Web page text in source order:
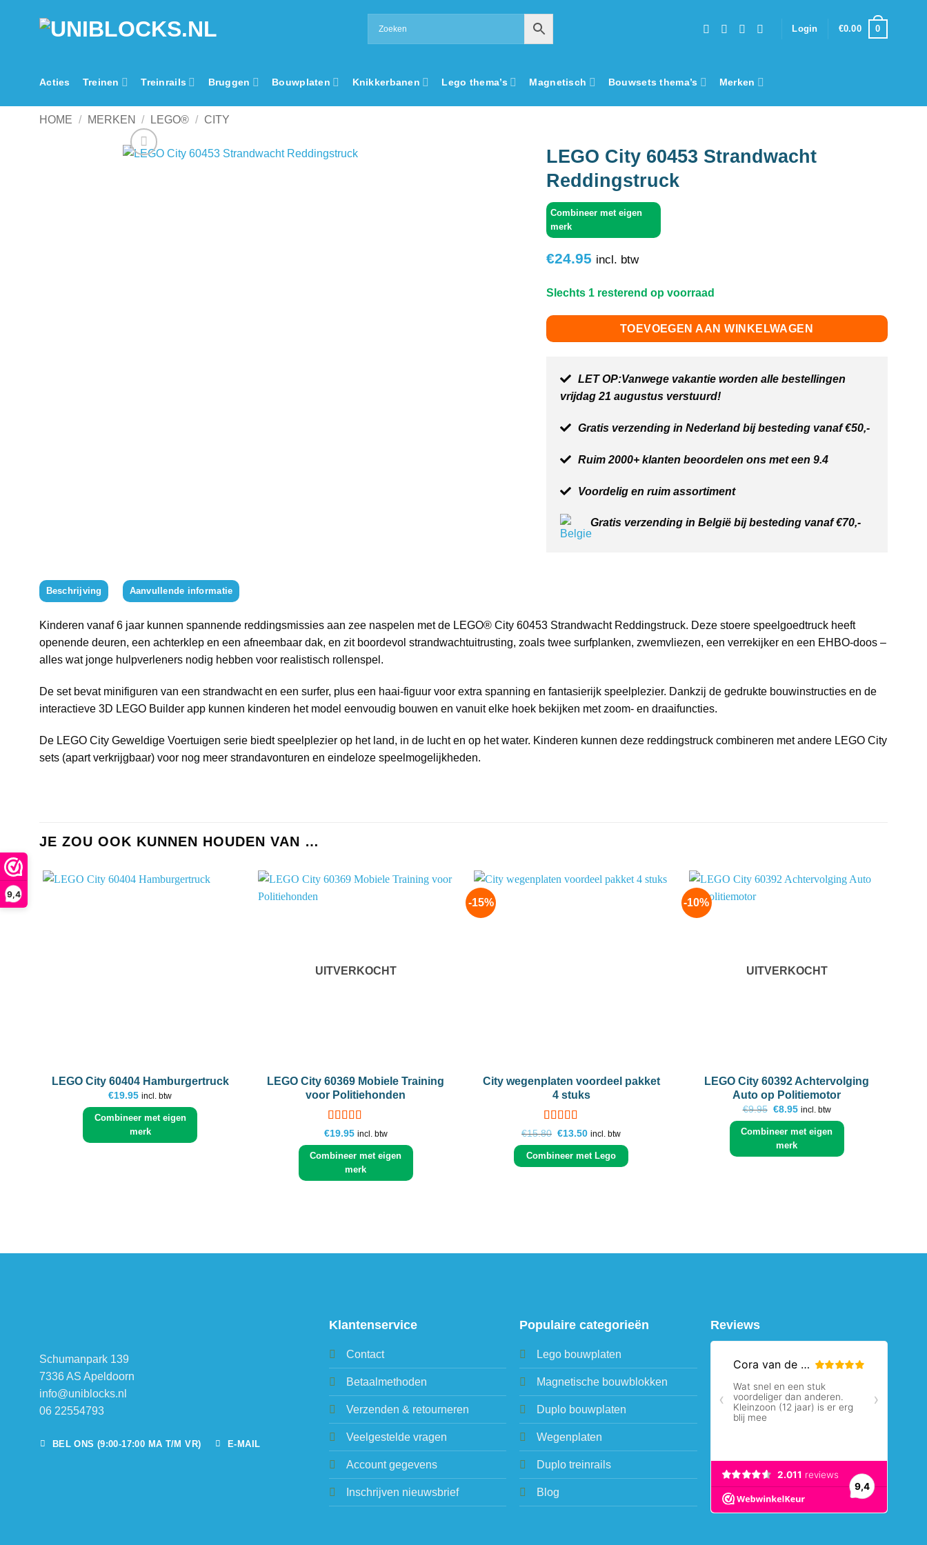
9,4
Login €0.00 0
Acties Treinen Treinrails Bruggen Bouwplaten Knikkerbanen Lego thema’s Magnetisch Bouwsets thema’s Merken
HOME / MERKEN / LEGO® / CITY
LEGO City 60453 Strandwacht
Reddingstruck
Combineer met eigen
merk
€24.95 incl. btw
Slechts 1 resterend op voorraad
TOEVOEGEN AAN WINKELWAGEN
LET OP:Vanwege vakantie worden alle bestellingen
vrijdag 21 augustus verstuurd!
Gratis verzending in Nederland bij besteding vanaf €50,-
Ruim 2000+ klanten beoordelen ons met een 9.4
Voordelig en ruim assortiment
Gratis verzending in België bij besteding vanaf €70,-
Beschrijving Aanvullende informatie
Kinderen vanaf 6 jaar kunnen spannende reddingsmissies aan zee naspelen met de LEGO® City 60453 Strandwacht Reddingstruck. Deze stoere speelgoedtruck heeft
openende deuren, een achterklep en een afneembaar dak, en zit boordevol strandwachtuitrusting, zoals twee surfplanken, zwemvliezen, een verrekijker en een EHBO-doos –
alles wat jonge hulpverleners nodig hebben voor realistisch rollenspel.
De set bevat minifiguren van een strandwacht en een surfer, plus een haai-figuur voor extra spanning en fantasierijk speelplezier. Dankzij de gedrukte bouwinstructies en de
interactieve 3D LEGO Builder app kunnen kinderen het model eenvoudig bouwen en vanuit elke hoek bekijken met zoom- en draaifuncties.
De LEGO City Geweldige Voertuigen serie biedt speelplezier op het land, in de lucht en op het water. Kinderen kunnen deze reddingstruck combineren met andere LEGO City
sets (apart verkrijgbaar) voor nog meer strandavonturen en eindeloze speelmogelijkheden.
JE ZOU OOK KUNNEN HOUDEN VAN …
LEGO City 60404 Hamburgertruck
€19.95 incl. btw
Combineer met eigen
merk
UITVERKOCHT
LEGO City 60369 Mobiele Training
voor Politiehonden
Gewaardeerd
5uit 5
€19.95 incl. btw
Combineer met eigen
merk
-15%
City wegenplaten voordeel pakket
4 stuks
Gewaardeerd
4.85uit 5
€15.80 Oorspronkelijke
was:
€15.80.
€13.50Huidige
is:
€13.50.
incl. btw
Combineer met Lego
-10%
UITVERKOCHT
LEGO City 60392 Achtervolging
Auto op Politiemotor
€9.95 Oorspronkelijke
was:
€9.95.
€8.95Huidige
is:
€8.95.
incl. btw
Combineer met eigen
merk
Schumanpark 139
7336 AS Apeldoorn
info@uniblocks.nl
06 22554793
BEL ONS (9:00-17:00 MA T/M VR) E-MAIL
Klantenservice
Contact
Betaalmethoden
Verzenden & retourneren
Veelgestelde vragen
Account gegevens
Inschrijven nieuwsbrief
Populaire categorieën
Lego bouwplaten
Magnetische bouwblokken
Duplo bouwplaten
Wegenplaten
Duplo treinrails
Blog
Reviews